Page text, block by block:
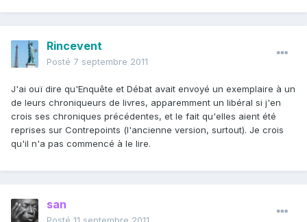
Rincevent
Posté 7 septembre 2011
J'ai ouï dire qu'Enquête et Débat avait envoyé un exemplaire à un
de leurs chroniqueurs de livres, apparemment un libéral si j'en
crois ses chroniques précédentes, et le fait qu'elles aient été
reprises sur Contrepoints (l'ancienne version, surtout). Je crois
qu'il n'a pas commencé à le lire.
san